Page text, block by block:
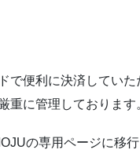
便利に決済していた
重に管理しております
の専用ページに移